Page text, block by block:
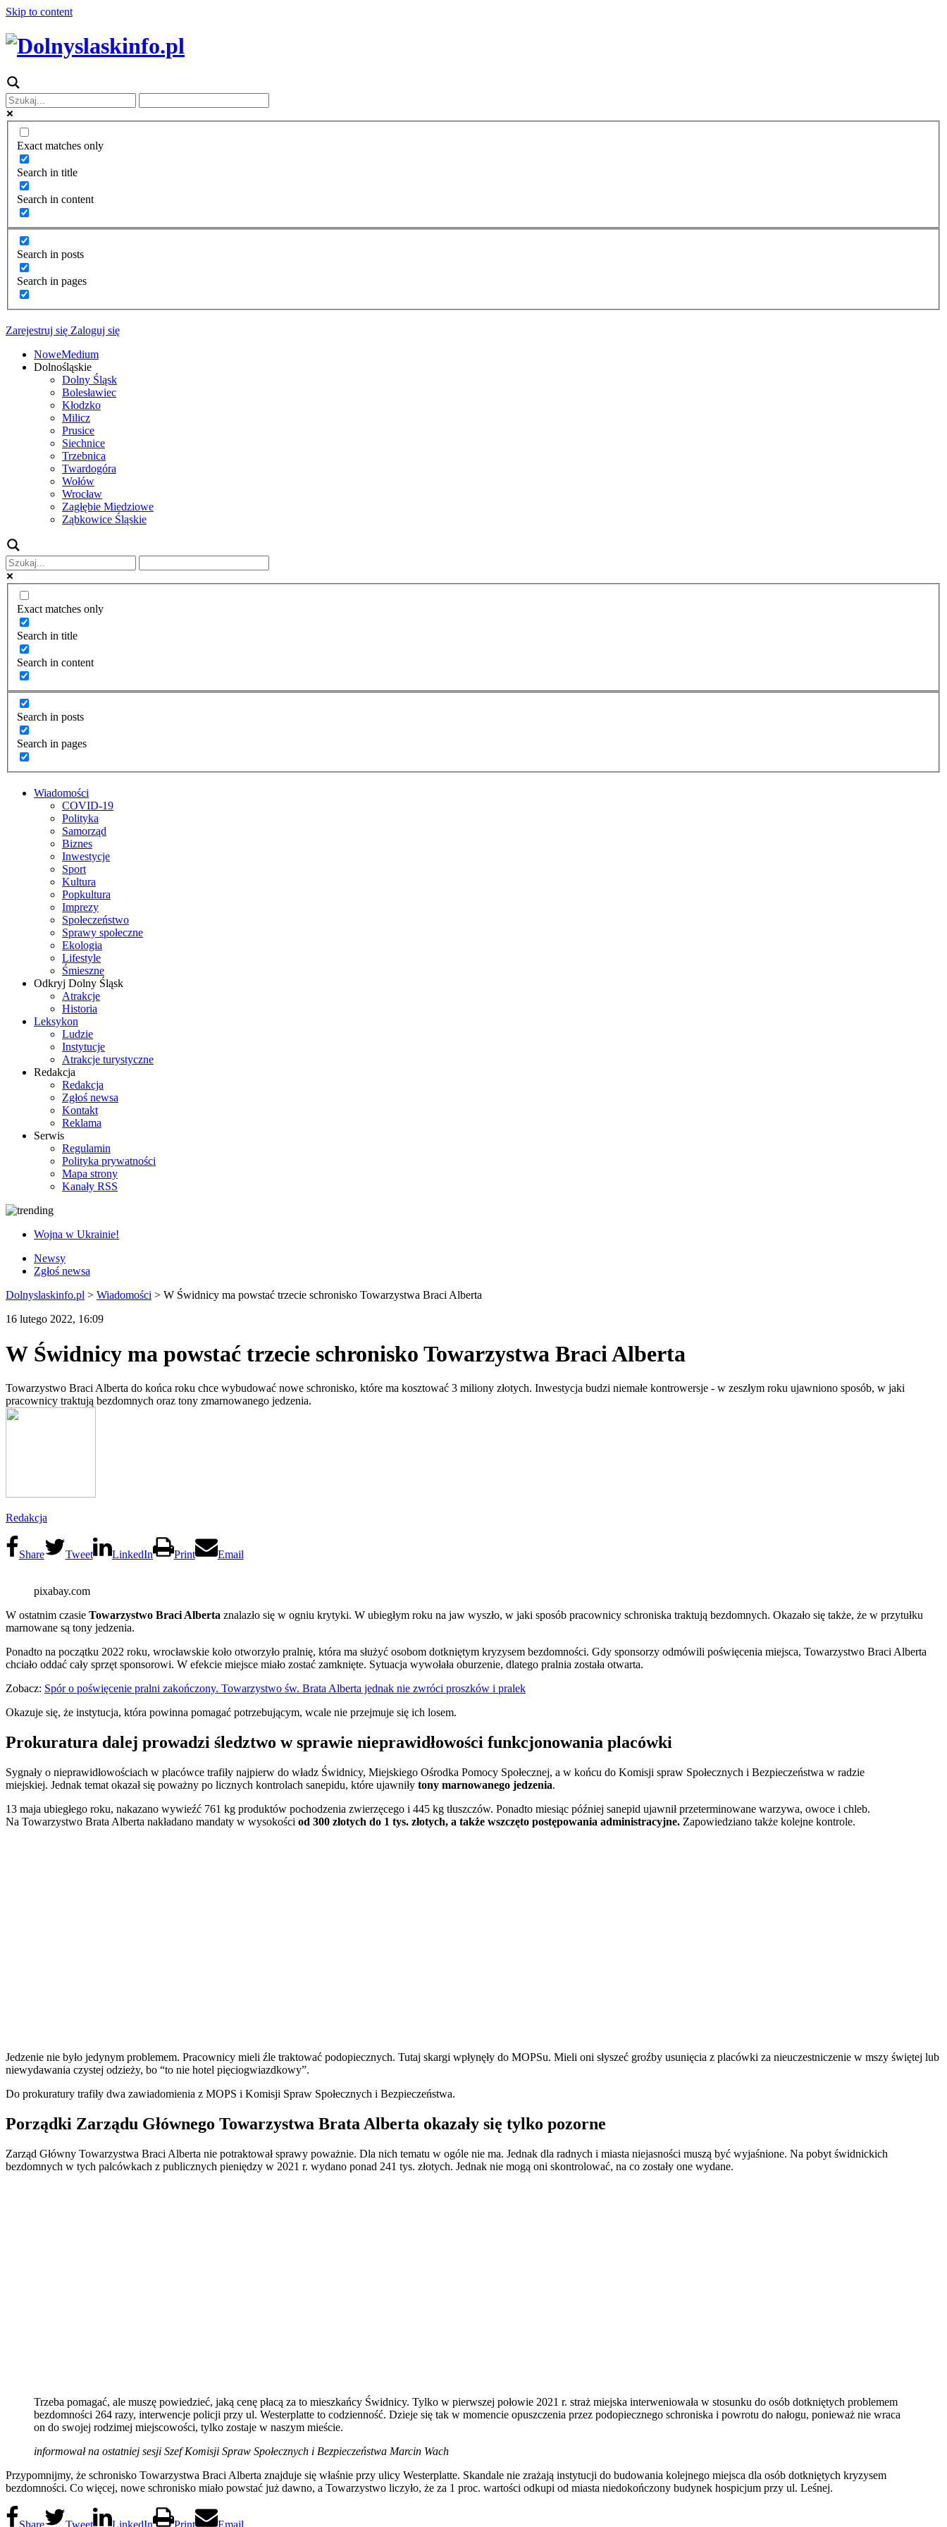
Skip to content
Exact matches only
Search in title
Search in content
Search in posts
Search in pages
Zarejestruj się Zaloguj się
NoweMedium
Dolnośląskie
Dolny Śląsk
Bolesławiec
Kłodzko
Milicz
Prusice
Siechnice
Trzebnica
Twardogóra
Wołów
Wrocław
Zagłębie Miedziowe
Ząbkowice Śląskie
Exact matches only
Search in title
Search in content
Search in posts
Search in pages
Wiadomości
COVID-19
Polityka
Samorząd
Biznes
Inwestycje
Sport
Kultura
Popkultura
Imprezy
Społeczeństwo
Sprawy społeczne
Ekologia
Lifestyle
Śmieszne
Odkryj Dolny Śląsk
Atrakcje
Historia
Leksykon
Ludzie
Instytucje
Atrakcje turystyczne
Redakcja
Redakcja
Zgłoś newsa
Kontakt
Reklama
Serwis
Regulamin
Polityka prywatności
Mapa strony
Kanały RSS
Wojna w Ukrainie!
Newsy
Zgłoś newsa
Dolnyslaskinfo.pl > Wiadomości > W Świdnicy ma powstać trzecie schronisko Towarzystwa Braci Alberta
16 lutego 2022, 16:09
W Świdnicy ma powstać trzecie schronisko Towarzystwa Braci Alberta
Towarzystwo Braci Alberta do końca roku chce wybudować nowe schronisko, które ma kosztować 3 miliony złotych. Inwestycja budzi niemałe kontrowersje - w zeszłym roku ujawniono sposób, w jaki
pracownicy traktują bezdomnych oraz tony zmarnowanego jedzenia.
Redakcja
Share Tweet LinkedIn Print Email
pixabay.com
W ostatnim czasie Towarzystwo Braci Alberta znalazło się w ogniu krytyki. W ubiegłym roku na jaw wyszło, w jaki sposób pracownicy schroniska traktują bezdomnych. Okazało się także, że w przytułku
marnowane są tony jedzenia.
Ponadto na początku 2022 roku, wrocławskie koło otworzyło pralnię, która ma służyć osobom dotkniętym kryzysem bezdomności. Gdy sponsorzy odmówili poświęcenia miejsca, Towarzystwo Braci Alberta
chciało oddać cały sprzęt sponsorowi. W efekcie miejsce miało zostać zamknięte. Sytuacja wywołała oburzenie, dlatego pralnia została otwarta.
Zobacz: Spór o poświęcenie pralni zakończony. Towarzystwo św. Brata Alberta jednak nie zwróci proszków i pralek
Okazuje się, że instytucja, która powinna pomagać potrzebującym, wcale nie przejmuje się ich losem.
Prokuratura dalej prowadzi śledztwo w sprawie nieprawidłowości funkcjonowania placówki
Sygnały o nieprawidłowościach w placówce trafiły najpierw do władz Świdnicy, Miejskiego Ośrodka Pomocy Społecznej, a w końcu do Komisji spraw Społecznych i Bezpieczeństwa w radzie
miejskiej. Jednak temat okazał się poważny po licznych kontrolach sanepidu, które ujawniły tony marnowanego jedzenia.
13 maja ubiegłego roku, nakazano wywieźć 761 kg produktów pochodzenia zwierzęcego i 445 kg tłuszczów. Ponadto miesiąc później sanepid ujawnił przeterminowane warzywa, owoce i chleb.
Na Towarzystwo Brata Alberta nakładano mandaty w wysokości od 300 złotych do 1 tys. złotych, a także wszczęto postępowania administracyjne. Zapowiedziano także kolejne kontrole.
Jedzenie nie było jedynym problemem. Pracownicy mieli źle traktować podopiecznych. Tutaj skargi wpłynęły do MOPSu. Mieli oni słyszeć groźby usunięcia z placówki za nieuczestniczenie w mszy świętej lub
niewydawania czystej odzieży, bo “to nie hotel pięciogwiazdkowy”.
Do prokuratury trafiły dwa zawiadomienia z MOPS i Komisji Spraw Społecznych i Bezpieczeństwa.
Porządki Zarządu Głównego Towarzystwa Brata Alberta okazały się tylko pozorne
Zarząd Główny Towarzystwa Braci Alberta nie potraktował sprawy poważnie. Dla nich tematu w ogóle nie ma. Jednak dla radnych i miasta niejasności muszą być wyjaśnione. Na pobyt świdnickich
bezdomnych w tych palcówkach z publicznych pieniędzy w 2021 r. wydano ponad 241 tys. złotych. Jednak nie mogą oni skontrolować, na co zostały one wydane.
Trzeba pomagać, ale muszę powiedzieć, jaką cenę płacą za to mieszkańcy Świdnicy. Tylko w pierwszej połowie 2021 r. straż miejska interweniowała w stosunku do osób dotkniętych problemem
bezdomności 264 razy, interwencje policji przy ul. Westerplatte to codzienność. Dzieje się tak w momencie opuszczenia przez podopiecznego schroniska i powrotu do nałogu, ponieważ nie wraca
on do swojej rodzimej miejscowości, tylko zostaje w naszym mieście.
informował na ostatniej sesji Szef Komisji Spraw Społecznych i Bezpieczeństwa Marcin Wach
Przypomnijmy, że schronisko Towarzystwa Braci Alberta znajduje się właśnie przy ulicy Westerplatte. Skandale nie zrażają instytucji do budowania kolejnego miejsca dla osób dotkniętych kryzysem
bezdomności. Co więcej, nowe schronisko miało powstać już dawno, a Towarzystwo liczyło, że za 1 proc. wartości odkupi od miasta niedokończony budynek hospicjum przy ul. Leśnej.
Share Tweet LinkedIn Print Email